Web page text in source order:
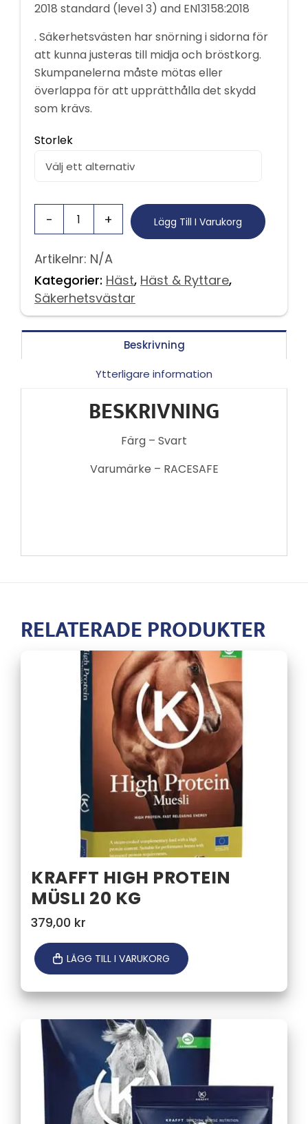
2018 standard (level 3) and EN13158:2018
. Säkerhetsvästen har snörning i sidorna för
att kunna justeras till midja och bröstkorg.
Skumpanelerna måste mötas eller
överlappa för att upprätthålla det skydd
som krävs.
Storlek
Lägg Till I Varukorg
Artikelnr: N/A
Kategorier: Häst, Häst & Ryttare,
Säkerhetsvästar
Beskrivning
Ytterligare information
BESKRIVNING
Färg – Svart
Varumärke – RACESAFE
RELATERADE PRODUKTER
KRAFFT HIGH PROTEIN
MÜSLI 20 KG
379,00 kr
LÄGG TILL I VARUKORG